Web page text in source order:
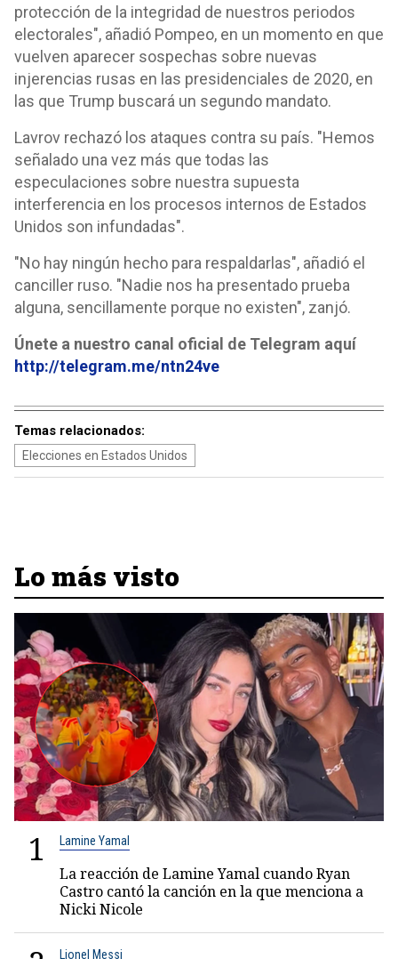
protección de la integridad de nuestros periodos
electorales", añadió Pompeo, en un momento en que
vuelven aparecer sospechas sobre nuevas
injerencias rusas en las presidenciales de 2020, en
las que Trump buscará un segundo mandato.
Lavrov rechazó los ataques contra su país. "Hemos
señalado una vez más que todas las
especulaciones sobre nuestra supuesta
interferencia en los procesos internos de Estados
Unidos son infundadas".
"No hay ningún hecho para respaldarlas", añadió el
canciller ruso. "Nadie nos ha presentado prueba
alguna, sencillamente porque no existen", zanjó.
Únete a nuestro canal oficial de Telegram aquí
http://telegram.me/ntn24ve
Temas relacionados:
Elecciones en Estados Unidos
Lo más visto
1 Lamine Yamal
La reacción de Lamine Yamal cuando Ryan
Castro cantó la canción en la que menciona a
Nicki Nicole
Lionel Messi